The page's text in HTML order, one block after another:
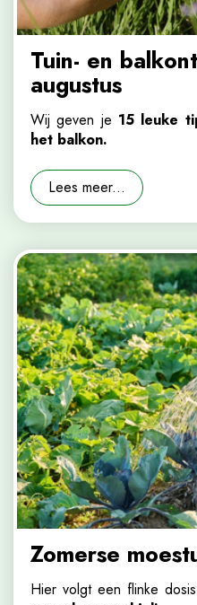
Tuin- en
augustus
Wij geven je 15 leuke
het balkon.
Lees meer...
Zomerse
Hier volgt een flinke